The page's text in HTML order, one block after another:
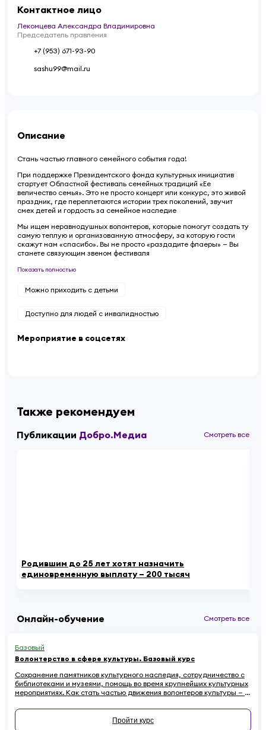
Контактное лицо
Лекомцева Александра Владимировна
Председатель правления
+7 (953) 671-93-90
sashu99@mail.ru
Описание
Стань частью главного семейного события года!
При поддержке Президентского фонда культурных инициатив
стартует Областной фестиваль семейных традиций «Ее
величество семья». Это не просто концерт или конкурс, это живой
праздник, где переплетаются истории трех поколений, звучит
смех детей и гордость за семейное наследие
Мы ищем неравнодушных волонтеров, которые помогут создать ту
самую теплую и организованную атмосферу, за которую гости
скажут нам «спасибо». Вы не просто «раздадите флаеры» — Вы
станете связующим звеном фестиваля
Показать полностью
Можно приходить с детьми
Доступно для людей с инвалидностью
Мероприятие в соцсетях
Также рекомендуем
Публикации Добро.Медиа Смотреть все
Родившим до 25 лет хотят назначить
единовременную выплату – 200 тысяч
Онлайн-обучение Смотреть все
Базовый
Волонтерство в сфере культуры. Базовый курс
Сохранение памятников культурного наследия, сотрудничество с
библиотеками и музеями, помощь во время крупнейших культурных
мероприятиях. Как стать частью движения волонтеров культуры — в
Пройти курс